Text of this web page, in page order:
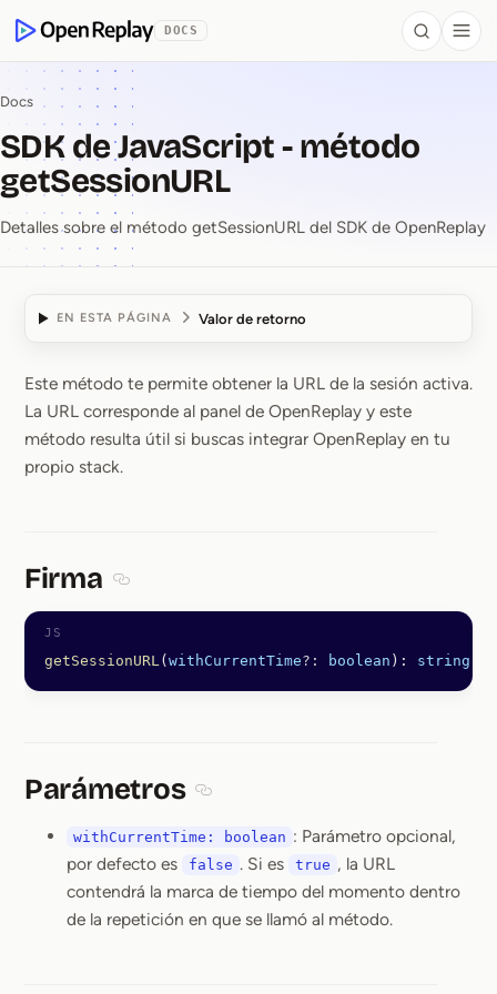
OpenReplay
DOCS Search
Docs
SDK de JavaScript - método
getSessionURL
Detalles sobre el método getSessionURL del SDK de OpenReplay
EN ESTA PÁGINA Valor de retorno
SDK de JavaScript ⁠-⁠
Este método te permite obtener la URL de la sesión activa.
La URL corresponde al panel de OpenReplay y este
método resulta útil si buscas integrar OpenReplay en tu
propio stack.
Firma
getSessionURL( withCurrentTime?: boolean ): string
Parámetros
withCurrentTime: boolean : Parámetro opcional,
por defecto es
false . Si es true , la URL
contendrá la marca de tiempo del momento dentro
de la repetición en que se llamó al método.